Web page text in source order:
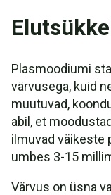
Plasmoodiumi
värvusega, kuid
muutuvad,
abil, et
ilmuvad väikeste
umbes 3-15
Värvus on üsna